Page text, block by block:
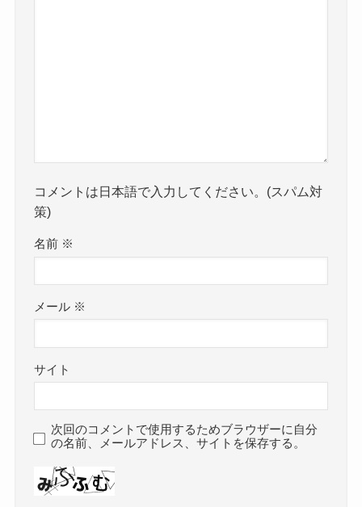
コメントは日本語で入力してください。(スパム対
策)
名前 ※
メール ※
サイト
次回のコメントで使用するためブラウザーに自分
の名前、メールアドレス、サイトを保存する。